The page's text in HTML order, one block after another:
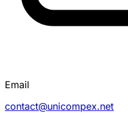
Email
contact@unicompex.net